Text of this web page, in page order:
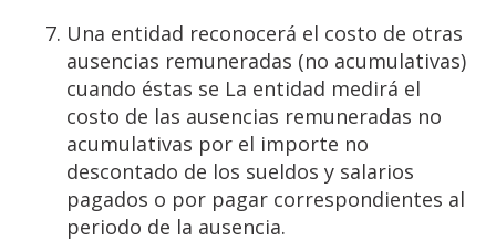
Una entidad reconocerá el costo de otras
ausencias remuneradas (no acumulativas)
cuando éstas se La entidad medirá el
costo de las ausencias remuneradas no
acumulativas por el importe no
descontado de los sueldos y salarios
pagados o por pagar correspondientes al
periodo de la ausencia.